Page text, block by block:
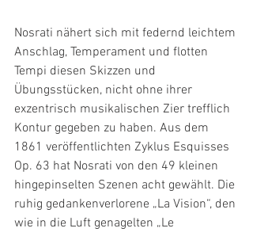
Nosrati nähert sich mit federnd leichtem
Anschlag, Temperament und flotten
Tempi diesen Skizzen und
Übungsstücken, nicht ohne ihrer
exzentrisch musikalischen Zier trefflich
Kontur gegeben zu haben. Aus dem
1861 veröffentlichten Zyklus Esquisses
Op. 63 hat Nosrati von den 49 kleinen
hingepinselten Szenen acht gewählt. Die
ruhig gedankenverlorene „La Vision“, den
wie in die Luft genagelten „Le